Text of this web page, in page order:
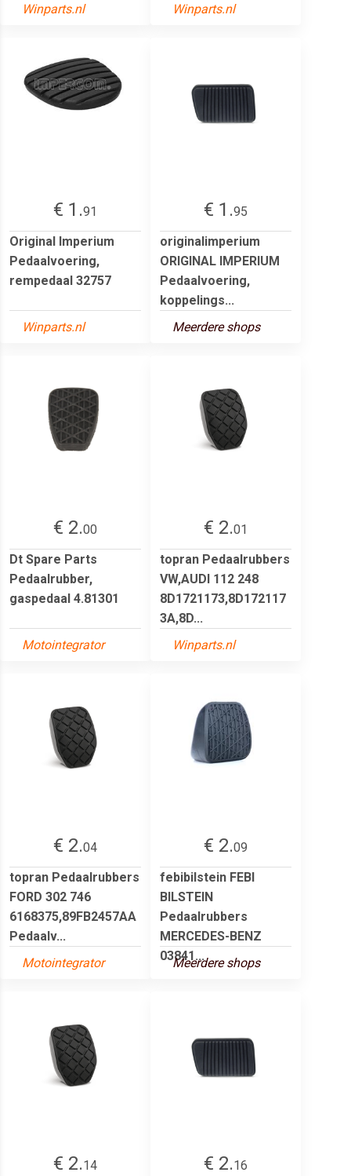
Winparts.nl
Winparts.nl
€ 1.91
Original Imperium
Pedaalvoering,
rempedaal 32757
Winparts.nl
€ 1.95
originalimperium
ORIGINAL IMPERIUM
Pedaalvoering,
koppelings...
Meerdere shops
€ 2.00
Dt Spare Parts
Pedaalrubber,
gaspedaal 4.81301
Motointegrator
€ 2.01
topran Pedaalrubbers
VW,AUDI 112 248
8D1721173,8D172117
3A,8D...
Winparts.nl
€ 2.04
topran Pedaalrubbers
FORD 302 746
6168375,89FB2457AA
Pedaalv...
Motointegrator
€ 2.09
febibilstein FEBI
BILSTEIN
Pedaalrubbers
MERCEDES-BENZ
03841...
Meerdere shops
€ 2.14 € 2.16